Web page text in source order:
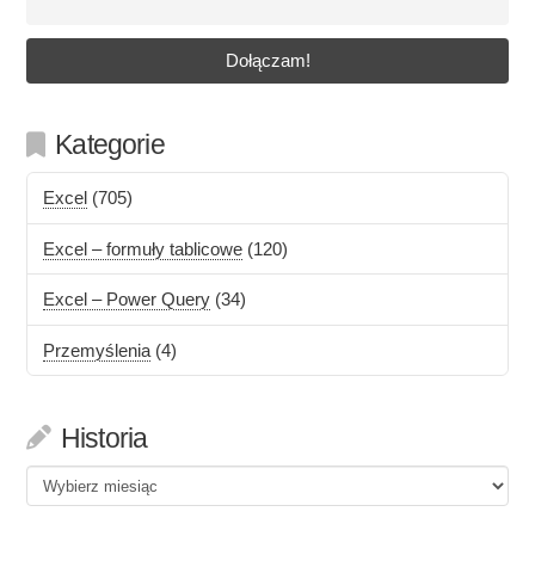
Kategorie
Excel (705)
Excel – formuły tablicowe (120)
Excel – Power Query (34)
Przemyślenia (4)
Historia
Historia